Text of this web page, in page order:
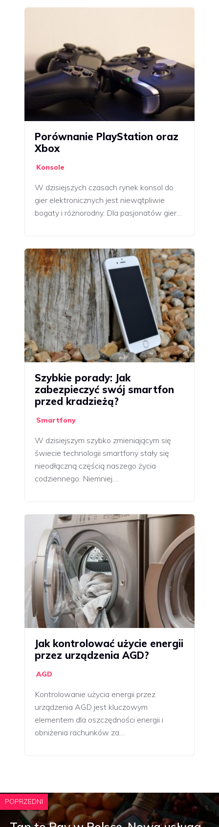
Porównanie PlayStation oraz
Xbox
Konsole
W dzisiejszych czasach rynek konsol do
gier elektronicznych jest niewątpliwie
bogaty i różnorodny. Dla pasjonatów gier…
Szybkie porady: Jak
zabezpieczyć swój smartfon
przed kradzieżą?
Smartfony
W dzisiejszym szybko zmieniającym się
świecie technologii smartfony stały się
nieodłączną częścią naszego życia
codziennego. Niemniej…
Jak kontrolować użycie energii
przez urządzenia AGD?
AGD
Kontrolowanie użycia energii przez
urządzenia AGD jest kluczowym
elementem dla oszczędności energii i
obniżenia rachunków za…
POPRZEDNI